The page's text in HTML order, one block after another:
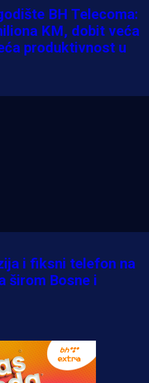
BH Telecoma:
KM, dobit veća
produktivnost u
i fiksni telefon na
širom Bosne i